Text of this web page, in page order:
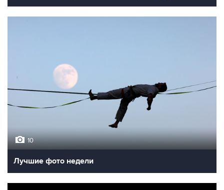
10
Лучшие фото недели